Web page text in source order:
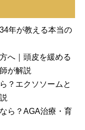
年が教える本当の
へ｜頭皮を緩める
が解説
？エクソソームと
ら？AGA治療・育